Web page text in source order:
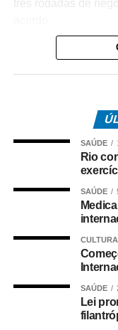
três rodadas de
Durante as
o Rio Ônibus
O desembargador
Especializada em
os patrões
mesmo valor pago
cidades de Duque
Fluminense.
No dia 27 de junho,
o dissídio coletivo
SAÚDE
Rio
SAÚDE
CULTURA
SAÚDE
Lei